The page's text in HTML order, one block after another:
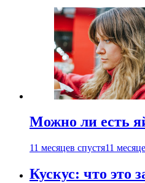
Можно ли есть
11 месяцев спустя11
Кускус: что это